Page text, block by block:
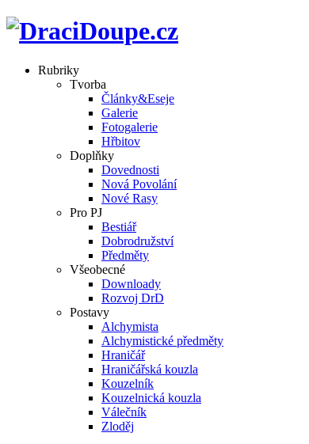
Rubriky
Tvorba
Články&Eseje
Galerie
Fotogalerie
Hřbitov
Doplňky
Dovednosti
Nová Povolání
Nové Rasy
Pro PJ
Bestiář
Dobrodružství
Předměty
Všeobecné
Downloady
Rozvoj DrD
Postavy
Alchymista
Alchymistické předměty
Hraničář
Hraničářská kouzla
Kouzelník
Kouzelnická kouzla
Válečník
Zloděj